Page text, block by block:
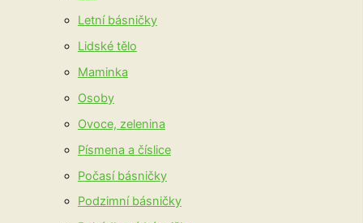
Letní básničky
Lidské tělo
Maminka
Osoby
Ovoce, zelenina
Písmena a číslice
Počasí básničky
Podzimní básničky